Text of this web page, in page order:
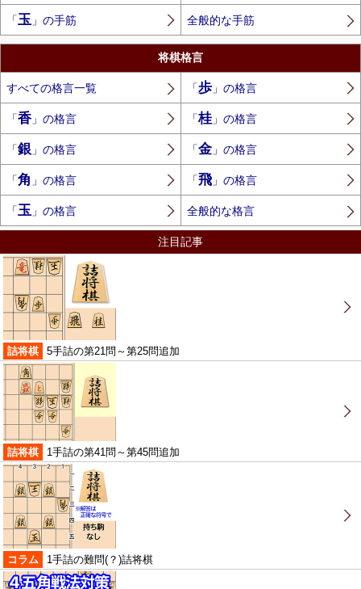
「玉 」の手筋 全般的な手筋
将棋格言
すべての格言一覧 「歩」の格言
「香」の格言 「桂」の格言
「銀 」の格言 「金」の格言
「角 」の格言 「飛」の格言
「玉 」の格言 全般的な格言
注目記事
詰将棋 5手詰の第21問～第25問追加
詰将棋 1手詰の第41問～第45問追加
コラム 1手詰の難問(？)詰将棋